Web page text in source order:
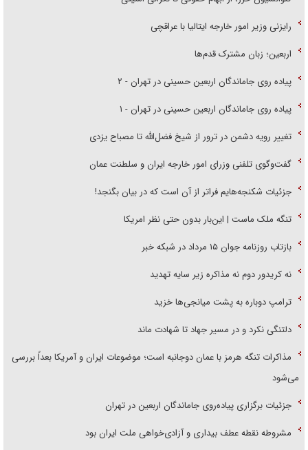
رایزنی وزیر امور خارجه ایتالیا با عراقچی
اربعین؛ زبان مشترک قدم‌ها
پیاده روی جاماندگان اربعین حسینی در تهران - ۲
پیاده روی جاماندگان اربعین حسینی در تهران - ۱
تغییر رویه دشمن در ترور از شیخ فضل‌الله تا مصباح یزدی
گفت‌وگوی تلفنی وزرای امور خارجه ایران و سلطنت عمان
جزئیات شکنجه‌هایم فراتر از آن است که در بیان بگنجد!
تنگه ملک ماست | این‌بار بدون حتی نظر امریکا
بازتاب روزنامه جوان ۱۵ مرداد در شبکه خبر
نه کریدور دوم نه مذاکره زیر سایه تهدید
ترامپ دوباره به پشت میانجی‌ها خزید
دلتنگی نکرد و در مسیر جهاد تا شهادت ماند
مذاکرات تنگه هرمز با عمان دوجانبه است؛ موضوعات ایران و آمریکا بعداً بررسی
می‌شود
جزئیات برگزاری پیاده‌روی جاماندگان اربعین در تهران
مشروطه نقطه عطف بیداری و آزادی‌خواهی ملت ایران بود